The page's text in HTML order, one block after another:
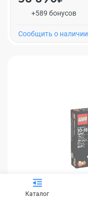
Каталог
+589 бонусов
Cообщить о наличии